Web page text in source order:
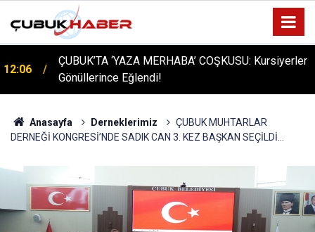
12:06
ÇUBUK’TA ‘YAZA MERHABA’ COŞKUSU: Kursiyerler
Gönüllerince Eğlendi!
Anasayfa Derneklerimiz
ÇUBUK MUHTARLAR
DERNEĞİ KONGRESİ’NDE SADIK CAN 3. KEZ BAŞKAN SEÇİLDİ...